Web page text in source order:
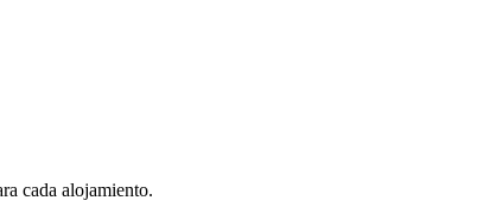
cada alojamiento.